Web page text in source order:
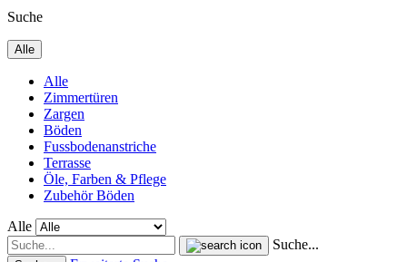
Suche
Alle
Alle
Zimmertüren
Zargen
Böden
Fussbodenanstriche
Terrasse
Öle, Farben & Pflege
Zubehör Böden
Alle
Suche...